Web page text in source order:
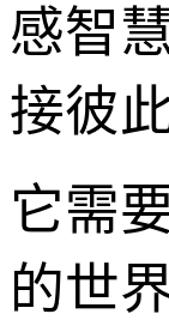
感智
接彼
它需
的世